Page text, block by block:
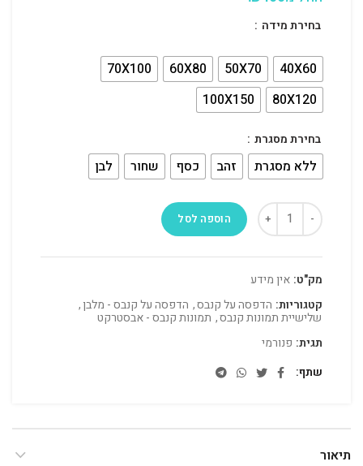
בחירת מידה
40X60
50X70
60X80
70X100
80X120
100X150
בחירת מסגרת
ללא מסגרת זהב כסף שחור לבן
הוספה לסל
מק"ט: אין מידע
קטגוריות: הדפסה על קנבס, הדפסה על קנבס - מלבן,
שלישיית תמונות קנבס, תמונות קנבס - אבסטרקט
תגית: פנורמי
שתף
תיאור